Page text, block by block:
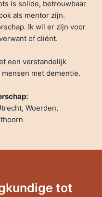
is solide, betrouwbaar
als mentor zijn.
Ik wil er zijn voor
of cliënt.
een verstandelijk
met dementie.
Woerden,
tot